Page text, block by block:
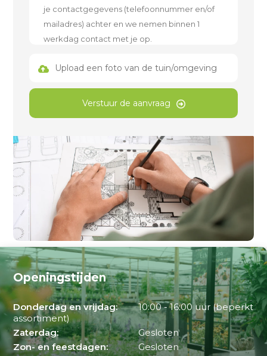
Upload een foto van de tuin/omgeving
Verstuur de aanvraag
Openingstijden
Donderdag en vrijdag:
10:00 - 16:00 uur (beperkt
assortiment)
Zaterdag:
Gesloten
Zon- en feestdagen:
Gesloten